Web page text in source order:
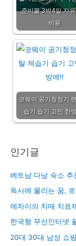
준비물 3박4일 자
비용
코웨이 공기청정기
습기 습기 고민 한
인기글
베트남 다낭 숙소 추
독사에 물리는 꿈,
에자이의 치매 치료
한국형 무선인터넷
20대 30대 남성 쇼